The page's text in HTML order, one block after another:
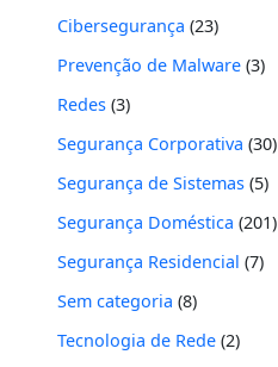
Cibersegurança (23)
Prevenção de Malware (3)
Redes (3)
Segurança Corporativa (30)
Segurança de Sistemas (5)
Segurança Doméstica (201)
Segurança Residencial (7)
Sem categoria (8)
Tecnologia de Rede (2)